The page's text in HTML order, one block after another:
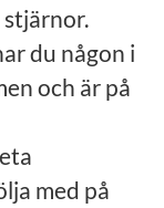
du någon i
och är på
med på